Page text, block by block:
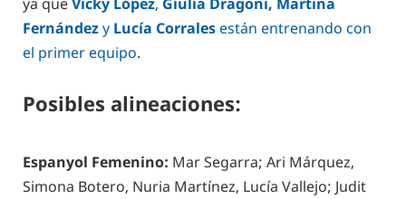
Fernándezy Lucía Corrales están entrenando con
el primer equipo.
Posibles alineaciones:
Espanyol Femenino: Mar Segarra; Ari Márquez,
Simona Botero, Nuria Martínez, Lucía Vallejo; Judit